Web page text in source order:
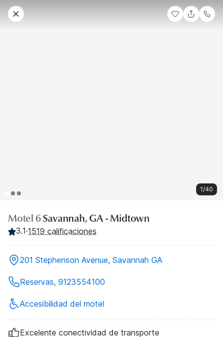
1/40
Motel 6Savannah, GA - Midtown
3.1·1519 calificaciones
201 Stephenson Avenue, Savannah GA
Reservas, 9123554100
Accesibilidad del motel
Excelente conectividad de transporte